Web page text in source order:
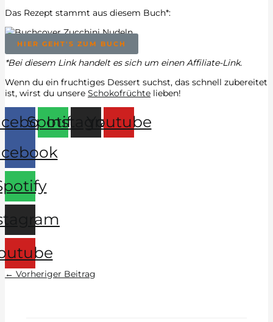
Das Rezept stammt aus diesem Buch*:
HIER GEHT'S ZUM BUCH
*Bei diesem Link handelt es sich um einen Affiliate-Link.
Wenn du ein fruchtiges Dessert suchst, das schnell zubereitet
ist, wirst du unsere Schokofrüchte lieben!
Spotify
Instagram
Youtube
← Vorheriger Beitrag